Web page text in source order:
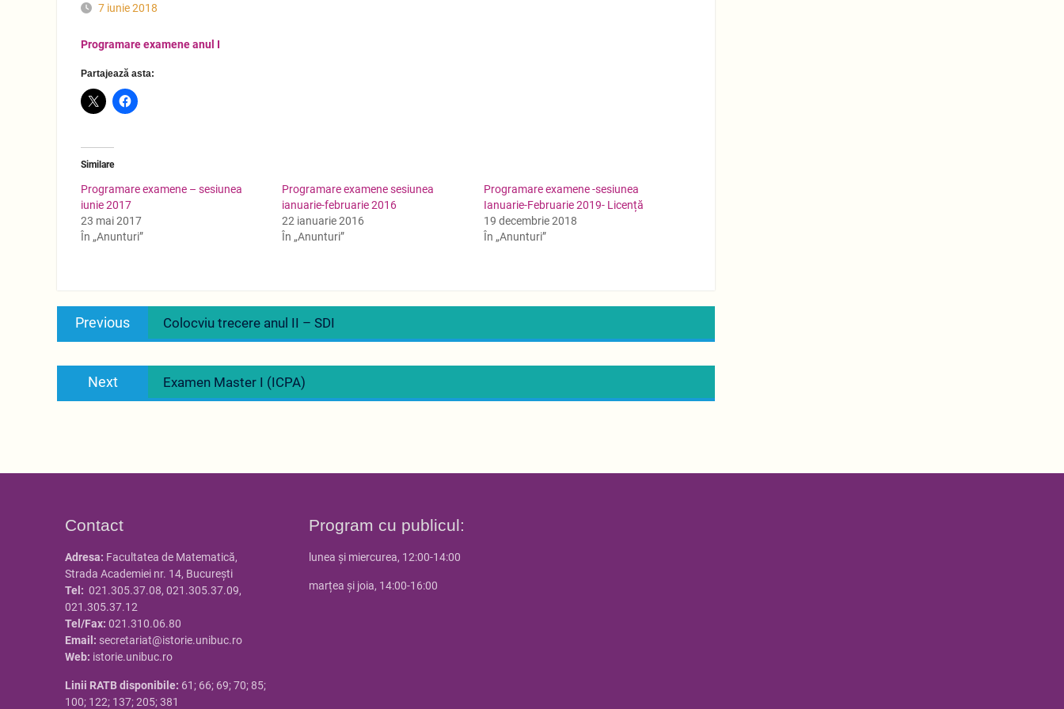
7 iunie 2018
Programare examene anul I
Partajează asta:
Similare
Programare examene – sesiunea
iunie 2017
23 mai 2017
În „Anunturi”
Programare examene sesiunea
ianuarie-februarie 2016
22 ianuarie 2016
În „Anunturi”
Programare examene -sesiunea
Ianuarie-Februarie 2019- Licență
19 decembrie 2018
În „Anunturi”
Navigare
Previous
Previous
post:
Colocviu trecere anul II – SDI
Next
post:
Examen Master I (ICPA)
Contact
Adresa: Facultatea de Matematică,
Strada Academiei nr. 14, Bucureşti
Tel: 021.305.37.08, 021.305.37.09,
021.305.37.12
Tel/Fax: 021.310.06.80
Email: secretariat@istorie.unibuc.ro
Web: istorie.unibuc.ro
Linii RATB disponibile: 61; 66; 69; 70; 85;
100; 122; 137; 205; 381
Program cu publicul:
lunea și miercurea, 12:00-14:00
marțea și joia, 14:00-16:00